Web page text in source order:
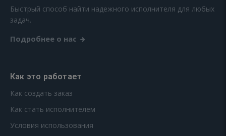
Быстрый способ найти надежного исполнителя для любых
задач.
Подробнее о нас
Как это работает
Как создать заказ
Как стать исполнителем
Условия использования